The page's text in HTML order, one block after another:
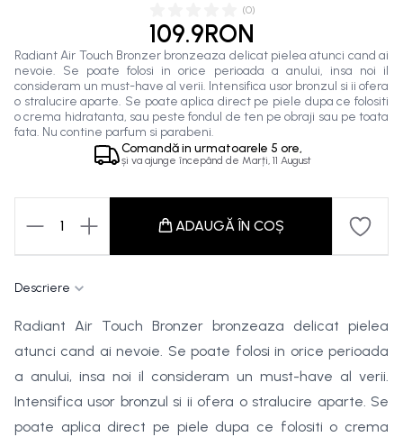
(0)
109.9RON
Radiant Air Touch Bronzer bronzeaza delicat pielea atunci cand ai
nevoie. Se poate folosi in orice perioada a anului, insa noi il
consideram un must-have al verii. Intensifica usor bronzul si ii ofera
o stralucire aparte. Se poate aplica direct pe piele dupa ce folositi
o crema hidratanta, sau peste fondul de ten pe obraji sau pe toata
fata. Nu contine parfum si parabeni.
Comandă in urmatoarele 5 ore,
și va ajunge începând de Marți, 11 August
1 ADAUGĂ ÎN COȘ
Descriere
Radiant Air Touch Bronzer bronzeaza delicat pielea
atunci cand ai nevoie. Se poate folosi in orice perioada
a anului, insa noi il consideram un must-have al verii.
Intensifica usor bronzul si ii ofera o stralucire aparte. Se
poate aplica direct pe piele dupa ce folositi o crema